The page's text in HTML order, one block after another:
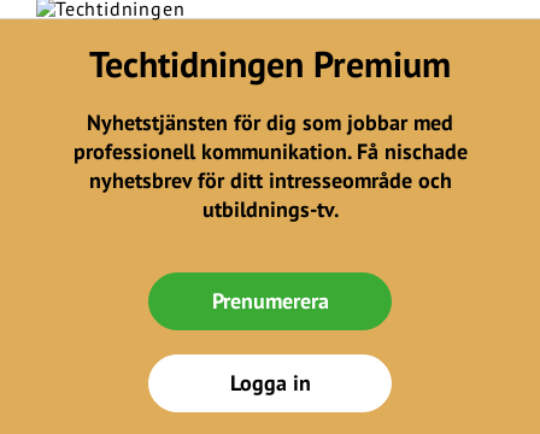
Techtidningen Premium
Nyhetstjänsten för dig som jobbar med
professionell kommunikation. Få nischade
nyhetsbrev för ditt intresseområde och
utbildnings-tv.
Prenumerera
Logga in